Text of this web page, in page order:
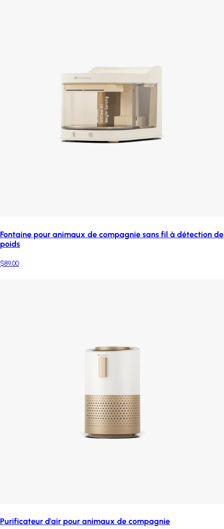
Fontaine pour animaux de compagnie sans fil à détection de
poids
$89.00
Purificateur d'air pour animaux de compagnie